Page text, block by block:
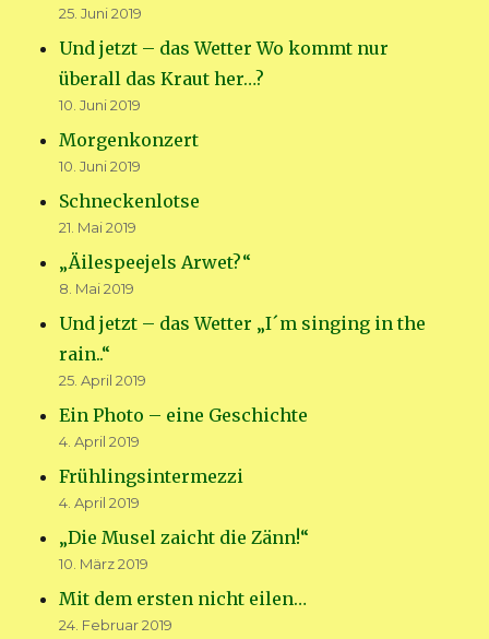
25. Juni 2019
Und jetzt – das Wetter Wo kommt nur
überall das Kraut her…?
10. Juni 2019
Morgenkonzert
10. Juni 2019
Schneckenlotse
21. Mai 2019
„Äilespeejels Arwet?“
8. Mai 2019
Und jetzt – das Wetter „I´m singing in the
rain..“
25. April 2019
Ein Photo – eine Geschichte
4. April 2019
Frühlingsintermezzi
4. April 2019
„Die Musel zaicht die Zänn!“
10. März 2019
Mit dem ersten nicht eilen…
24. Februar 2019